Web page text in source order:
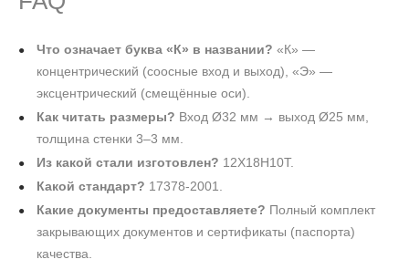
Что означает буква «К» в названии? «К» —
концентрический (соосные вход и выход), «Э» —
эксцентрический (смещённые оси).
Как читать размеры? Вход Ø32 мм → выход Ø25 мм,
толщина стенки 3–3 мм.
Из какой стали изготовлен? 12Х18Н10Т.
Какой стандарт? 17378-2001.
Какие документы предоставляете? Полный комплект
закрывающих документов и сертификаты (паспорта)
качества.